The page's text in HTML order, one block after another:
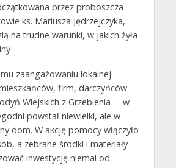
przez proboszcza
ks. Mariusza Jędrzejczyka,
na trudne warunki, w jakich żyła
zaangażowaniu lokalnej
firm, darczyńców
Wiejskich z Grzebienia – w
powstał niewielki, ale w
dom. W akcję pomocy włączyło
a zebrane środki i materiały
inwestycję niemal od